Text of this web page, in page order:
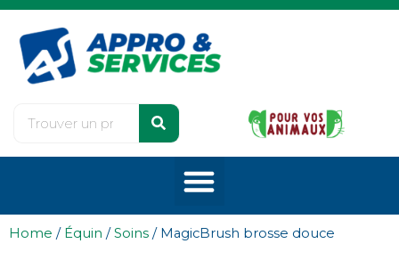
Home / Équin /Soins / MagicBrush brosse douce